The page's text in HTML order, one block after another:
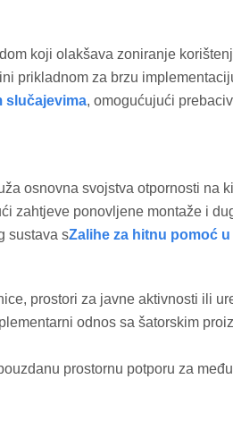
koji olakšava zoniranje
prikladnom za brzu
slučajevima, omogućujući
osnovna svojstva otpornosti na
zahtjeve ponovljene montaže i
sustava sZalihe za hitnu pomoć
prostori za javne aktivnosti ili
odnos sa šatorskim
prostornu potporu za